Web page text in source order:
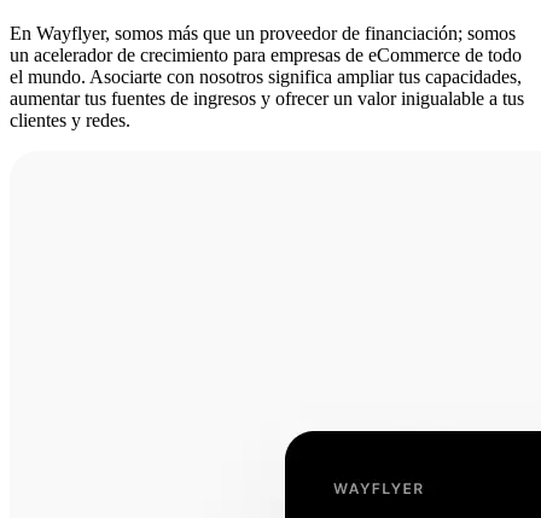
En Wayflyer, somos más que un proveedor de financiación; somos
un acelerador de crecimiento para empresas de eCommerce de todo
el mundo. Asociarte con nosotros significa ampliar tus capacidades,
aumentar tus fuentes de ingresos y ofrecer un valor inigualable a tus
clientes y redes.